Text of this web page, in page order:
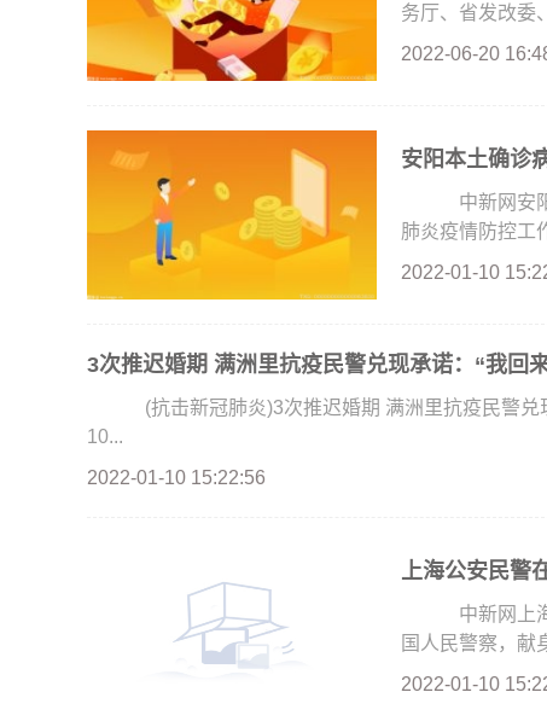
务厅、省发改委
2022-06-20
安阳本土确诊
中新网安阳
肺炎疫情防控工
2022-01-10
3次推迟婚期 满洲里抗疫民警兑现承诺：“我回
(抗击新冠肺炎)3次推迟婚期 满洲里抗疫民警
10...
2022-01-10 15:22:56
上海公安民警
中新网上海
国人民警察，献
2022-01-10